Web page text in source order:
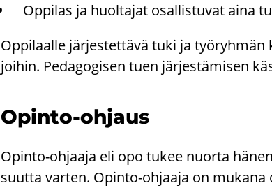
Op­pi­las ja huol­ta­jat osal­lis­tu­vat aina
Op­pi­laal­le jär­jes­tet­tä­vä tuki ja
joi­hin. Pe­da­go­gi­sen tuen jär­jes­tä­mi­sen
Opinto-​ohjaus
Opinto-​ohjaaja eli opo tukee nuor­ta
suut­ta var­ten. Opinto-​ohjaaja on